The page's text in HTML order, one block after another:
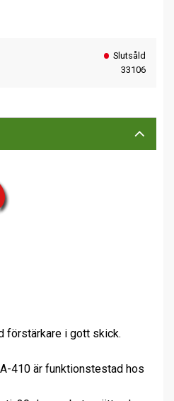
Slutsåld
33106
förstärkare i gott skick.
410 är funktionstestad hos